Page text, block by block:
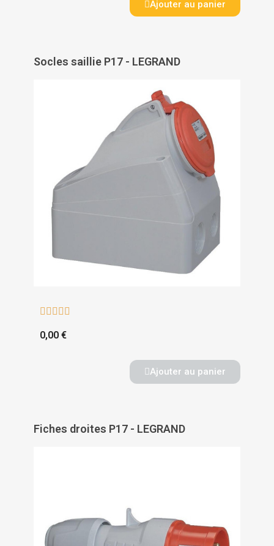
Ajouter au panier
Socles saillie P17 - LEGRAND
    
0,00 €
Ajouter au panier
Fiches droites P17 - LEGRAND